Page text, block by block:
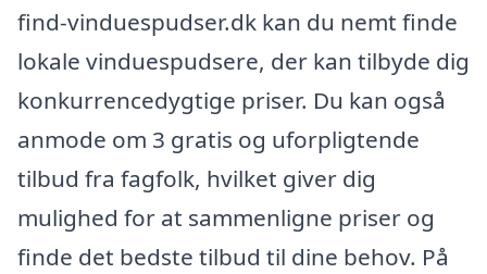
find-vinduespudser.dk kan du nemt finde
lokale vinduespudsere, der kan tilbyde dig
konkurrencedygtige priser. Du kan også
anmode om 3 gratis og uforpligtende
tilbud fra fagfolk, hvilket giver dig
mulighed for at sammenligne priser og
finde det bedste tilbud til dine behov. På